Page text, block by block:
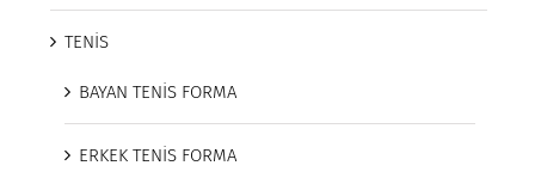
TENİS
BAYAN TENİS FORMA
ERKEK TENİS FORMA